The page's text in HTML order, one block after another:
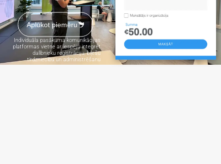
Aplūkot piemēru
Individuāla pasākuma komunikācijas
platformas vietne ar iespēju integrēt
dalībnieku reģistrāciju, biļešu
tirdzniecību un administrēšanu